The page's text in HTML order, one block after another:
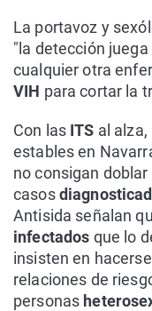
La portavoz y
"la detección
cualquier otra
VIH para cortar la
Con las ITS al
estables en
no consigan
casos
Antisida señalan
infectados que lo
insisten en
relaciones de
personas